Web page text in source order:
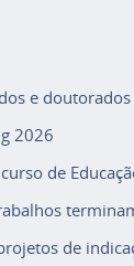
e
2026
de
de